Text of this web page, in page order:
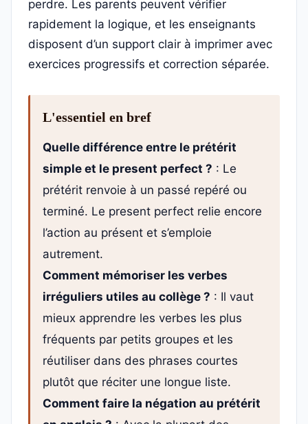
perdre. Les parents peuvent vérifier
rapidement la logique, et les enseignants
disposent d’un support clair à imprimer avec
exercices progressifs et correction séparée.
L'essentiel en bref
Quelle différence entre le prétérit
simple et le present perfect ? : Le
prétérit renvoie à un passé repéré ou
terminé. Le present perfect relie encore
l’action au présent et s’emploie
autrement.
Comment mémoriser les verbes
irréguliers utiles au collège ? : Il vaut
mieux apprendre les verbes les plus
fréquents par petits groupes et les
réutiliser dans des phrases courtes
plutôt que réciter une longue liste.
Comment faire la négation au prétérit